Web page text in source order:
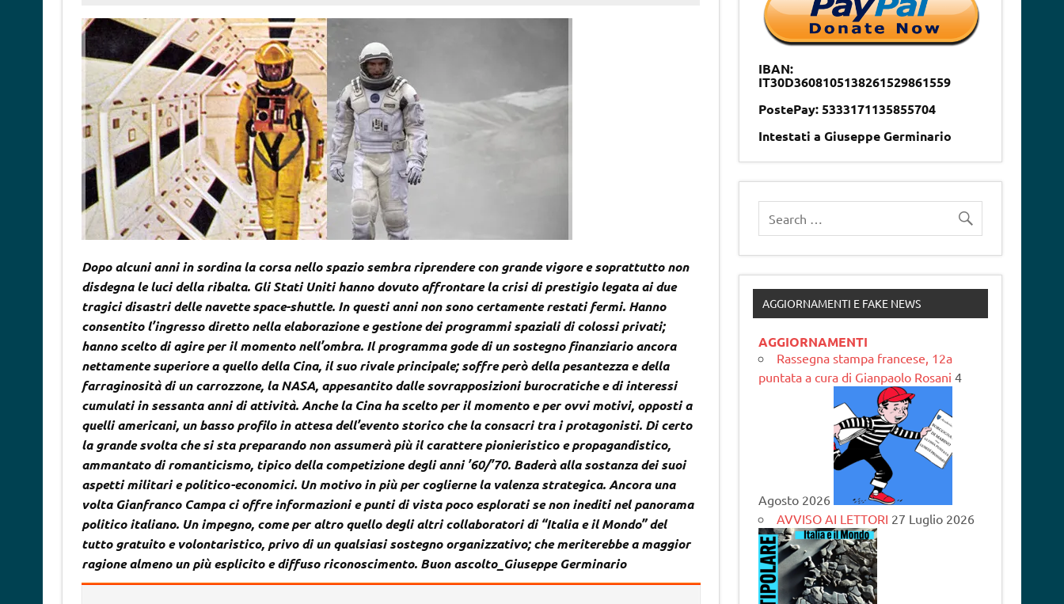
Dopo alcuni anni in sordina la corsa nello spazio sembra riprendere con grande vigore e soprattutto non
disdegna le luci della ribalta. Gli Stati Uniti hanno dovuto affrontare la crisi di prestigio legata ai due
tragici disastri delle navette space-shuttle. In questi anni non sono certamente restati fermi. Hanno
consentito l’ingresso diretto nella elaborazione e gestione dei programmi spaziali di colossi privati;
hanno scelto di agire per il momento nell’ombra. Il programma gode di un sostegno finanziario ancora
nettamente superiore a quello della Cina, il suo rivale principale; soffre però della pesantezza e della
farraginosità di un carrozzone, la NASA, appesantito dalle sovrapposizioni burocratiche e di interessi
cumulati in sessanta anni di attività. Anche la Cina ha scelto per il momento e per ovvi motivi, opposti a
quelli americani, un basso profilo in attesa dell’evento storico che la consacri tra i protagonisti. Di certo
la grande svolta che si sta preparando non assumerà più il carattere pionieristico e propagandistico,
ammantato di romanticismo, tipico della competizione degli anni ’60/’70. Baderà alla sostanza dei suoi
aspetti militari e politico-economici. Un motivo in più per coglierne la valenza strategica. Ancora una
volta Gianfranco Campa ci offre informazioni e punti di vista poco esplorati se non inediti nel panorama
politico italiano. Un impegno, come per altro quello degli altri collaboratori di “Italia e il Mondo” del
tutto gratuito e volontaristico, privo di un qualsiasi sostegno organizzativo; che meriterebbe a maggior
ragione almeno un più esplicito e diffuso riconoscimento. Buon ascolto_Giuseppe Germinario
IBAN:
IT30D3608105138261529861559
PostePay: 5333171135855704
Intestati a Giuseppe Germinario
AGGIORNAMENTI E FAKE NEWS
AGGIORNAMENTI
Rassegna stampa francese, 12a
puntata a cura di Gianpaolo Rosani 4
Agosto 2026
AVVISO AI LETTORI 27 Luglio 2026